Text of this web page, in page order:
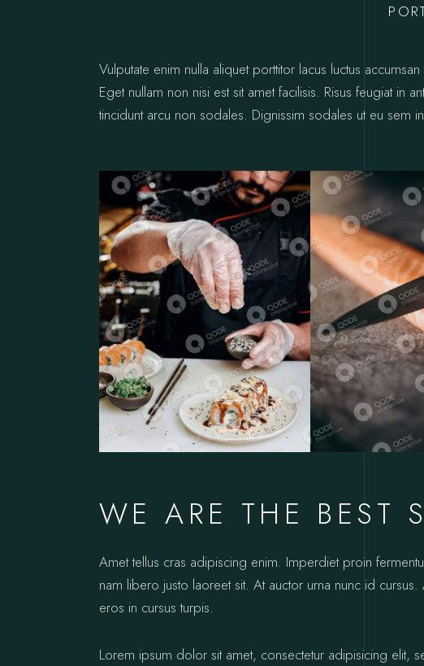
Vulputate enim nulla aliquet porttitor lacus luctus
Eget nullam non nisi est sit amet facilisis. Risus feugiat in
tincidunt arcu non sodales. Dignissim sodales ut eu sem
WE ARE THE BEST
Amet tellus cras adipiscing enim. Imperdiet proin
nam libero justo laoreet sit. At auctor urna nunc id
eros in cursus turpis.
Lorem ipsum dolor sit amet, consectetur adipisicing